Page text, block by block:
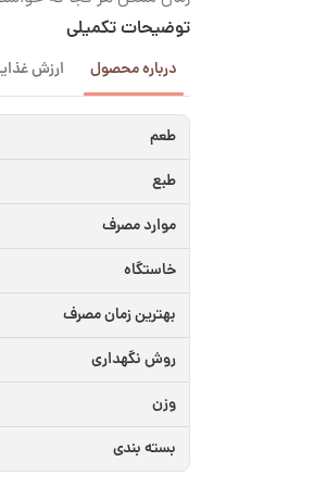
توضیحات تکمیلی
درباره محصول ارزش غذایی
طعم
طبع
موارد مصرف
خاستگاه
بهترین زمان مصرف
روش نگهداری
وزن
بسته بندی